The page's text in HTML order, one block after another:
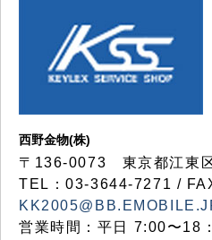
西野金物(株)
〒136-0073 東京都江東
TEL：03‐3644‐7271 /
営業時間：平日 7:00〜18